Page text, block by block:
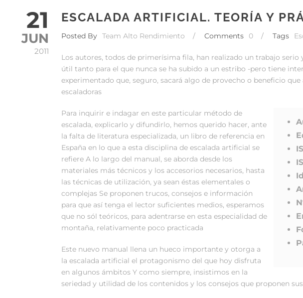
21
JUN
2011
ESCALADA ARTIFICIAL. TEORÍA Y
Posted By Team Alto Rendimiento / Comments 0 / Tags
Los autores, todos de primerísima fila, han realizado un trabajo serio
útil tanto para el que nunca se ha subido a un estribo -pero tiene
experimentado que, seguro, sacará algo de provecho o beneficio
escaladoras
Para inquirir e indagar en este particular método de
escalada, explicarlo y difundirlo, hemos querido hacer, ante
la falta de literatura especializada, un libro de referencia en
España en lo que a esta disciplina de escalada artificial se
refiere A lo largo del manual, se aborda desde los
materiales más técnicos y los accesorios necesarios, hasta
las técnicas de utilización, ya sean éstas elementales o
complejas Se proponen trucos, consejos e información
para que así tenga el lector suficientes medios, esperamos
que no sól teóricos, para adentrarse en esta especialidad de
montaña, relativamente poco practicada
Este nuevo manual llena un hueco importante y otorga a
la escalada artificial el protagonismo del que hoy disfruta
en algunos ámbitos Y como siempre, insistimos en la
seriedad y utilidad de los contenidos y los consejos que proponen